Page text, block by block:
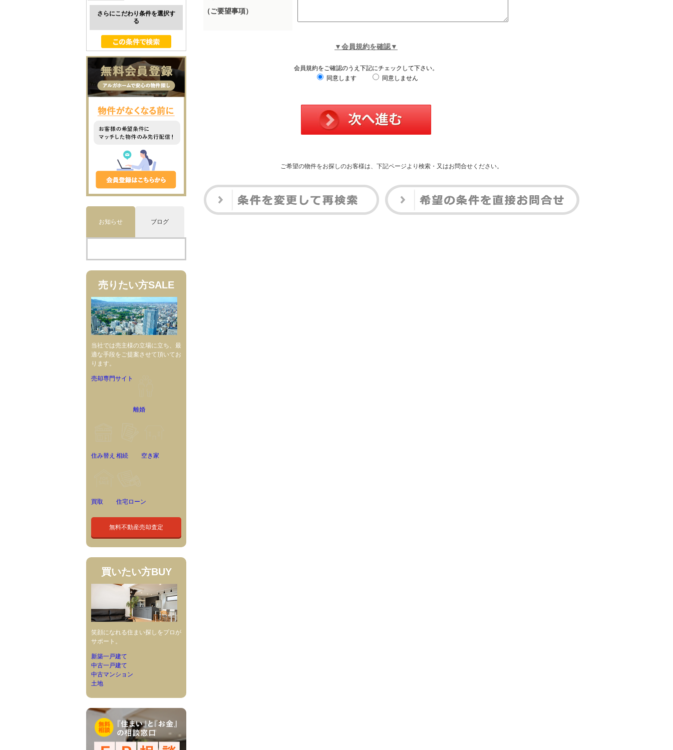
（ご要望事項）
▼会員規約を確認▼
会員規約をご確認のうえ下記にチェックして下さい。
同意します
同意しません
ご希望の物件をお探しのお客様は、下記ページより検索・又はお問合せください。
さらにこだわり条件を選択す
る
お知らせ ブログ
売りたい方SALE
当社では売主様の立場に立ち、最
適な手段をご提案させて頂いてお
ります。
売却専門サイト
離婚
住み替え 相続 空き家
買取 住宅ローン
無料不動産売却査定
買いたい方BUY
笑顔になれる住まい探しをプロが
サポート。
新築一戸建て
中古一戸建て
中古マンション
土地